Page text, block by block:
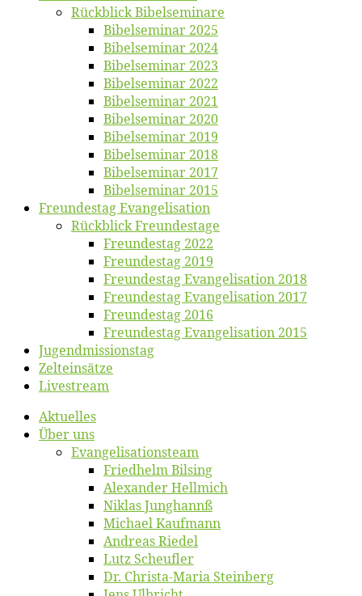
Rück­blick Bibelseminare
Bi­bel­se­mi­nar 2025
Bi­bel­se­mi­nar 2024
Bi­bel­se­mi­nar 2023
Bi­bel­se­mi­nar 2022
Bi­bel­se­mi­nar 2021
Bi­bel­se­mi­nar 2020
Bi­bel­se­mi­nar 2019
Bi­bel­se­mi­nar 2018
Bibelsemi­nar 2017
Bibelsemi­nar 2015
Freun­des­tag Evangelisation
Rück­blick Freundestage
Freun­des­tag 2022
Freun­des­tag 2019
Freun­des­tag Evan­ge­li­sa­ti­on 2018
Freun­des­tag Evan­ge­li­sa­ti­on 2017
Freun­des­tag 2016
Freun­des­tag Evan­ge­li­sa­ti­on 2015
Jugend­mis­sions­tag
Zelt­ein­sät­ze
Live­stream
Ak­tu­el­les
Über uns
Evangelisa­tions­team
Fried­helm Bilsing
Alex­an­der Hellmich
Ni­klas Junghannß
Mi­cha­el Kaufmann
An­dre­as Riedel
Lutz Scheuf­ler
Dr. Chris­­ta-Ma­ria Steinberg